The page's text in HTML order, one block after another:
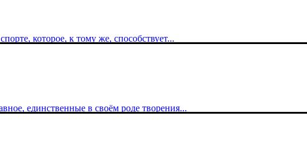
которое, к тому же, способствует...
единственные в своём роде творения...